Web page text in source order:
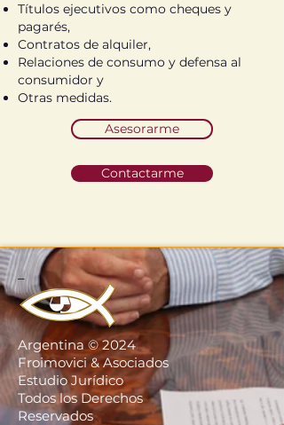
Títulos ejecutivos como cheques y
pagarés,
Contratos de alquiler,
Relaciones de consumo y defensa al
consumidor y
Otras medidas.
Asesorarme
Contactarme
_
Argentina © 2024
Froimovici & Asociados
Estudio Jurídico
Todos los Derechos
Reservados